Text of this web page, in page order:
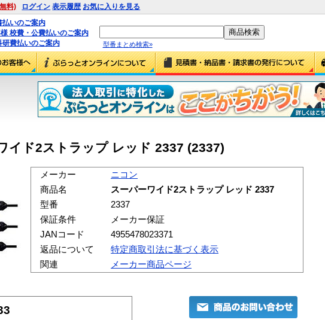
料) ログイン 表示履歴 お気に入りを見る
払いのご案内
校費・公費払いのご案内
費払いのご案内
型番まとめ検索»
イド2ストラップ レッド 2337 (2337)
メーカー
ニコン
商品名
スーパーワイド2ストラップ レッド 2337
型番
2337
保証条件
メーカー保証
JANコード
4955478023371
返品について
特定商取引法に基づく表示
関連
メーカー商品ページ